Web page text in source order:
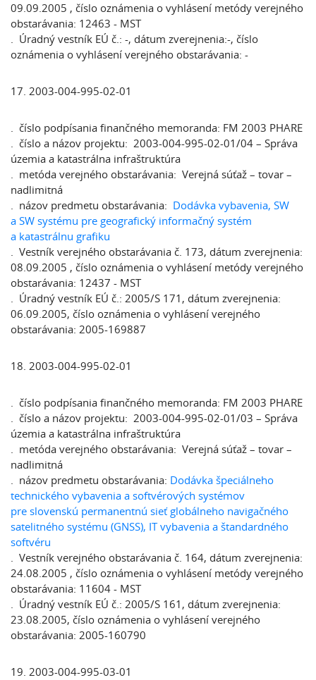
09.09.2005 , číslo oznámenia o vyhlásení metódy verejného
obstarávania: 12463 - MST
. Úradný vestník EÚ č.: -, dátum zverejnenia:-, číslo
oznámenia o vyhlásení verejného obstarávania: -
17. 2003-004-995-02-01
. číslo podpísania finančného memoranda: FM 2003 PHARE
. číslo a názov projektu: 2003-004-995-02-01/04 – Správa
územia a katastrálna infraštruktúra
. metóda verejného obstarávania: Verejná súťaž – tovar –
nadlimitná
. názov predmetu obstarávania: Dodávka vybavenia, SW
a SW systému pre geografický informačný systém
a katastrálnu grafiku
. Vestník verejného obstarávania č. 173, dátum zverejnenia:
08.09.2005 , číslo oznámenia o vyhlásení metódy verejného
obstarávania: 12437 - MST
. Úradný vestník EÚ č.: 2005/S 171, dátum zverejnenia:
06.09.2005, číslo oznámenia o vyhlásení verejného
obstarávania: 2005-169887
18. 2003-004-995-02-01
. číslo podpísania finančného memoranda: FM 2003 PHARE
. číslo a názov projektu: 2003-004-995-02-01/03 – Správa
územia a katastrálna infraštruktúra
. metóda verejného obstarávania: Verejná súťaž – tovar –
nadlimitná
. názov predmetu obstarávania: Dodávka špeciálneho
technického vybavenia a softvérových systémov
pre slovenskú permanentnú sieť globálneho navigačného
satelitného systému (GNSS), IT vybavenia a štandardného
softvéru
. Vestník verejného obstarávania č. 164, dátum zverejnenia:
24.08.2005 , číslo oznámenia o vyhlásení metódy verejného
obstarávania: 11604 - MST
. Úradný vestník EÚ č.: 2005/S 161, dátum zverejnenia:
23.08.2005, číslo oznámenia o vyhlásení verejného
obstarávania: 2005-160790
19. 2003-004-995-03-01